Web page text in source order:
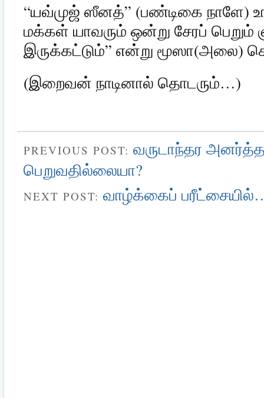
“யவ்முஜ் ஸீனத்” (பண்டிகை நாளே)
மக்கள் யாவரும் ஒன்று சேரப் பெறும்
இருக்கட்டும்” என்று மூஸா(அலை)
(இறைவன் நாடினால் தொடரும்…)
PREVIOUS POST: வருடாந்தர
பெறுவதில்லையா?
NEXT POST: வாழ்க்கைப்